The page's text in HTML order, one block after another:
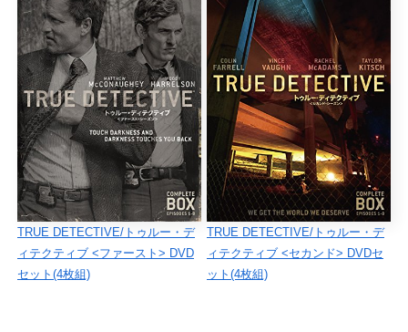
TRUE DETECTIVE/トゥルー・デ
ィテクティブ <ファースト> DVD
セット(4枚組)
TRUE DETECTIVE/トゥルー・デ
ィテクティブ <セカンド> DVDセ
ット(4枚組)